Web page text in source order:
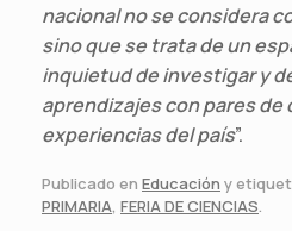
nacional no se considera
sino que se trata de un
inquietud de investigar y
aprendizajes con pares
experiencias del país”.
Publicado en Educación y
PRIMARIA, FERIA DE CIENCIAS.